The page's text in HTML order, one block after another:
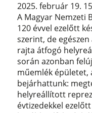
2025. február 19.
A Magyar Nemzeti
120 évvel ezelőtt
szerint, de
rajta átfogó
során azonban
műemlék épületet,
bejárhattunk:
helyreállított
évtizedekkel